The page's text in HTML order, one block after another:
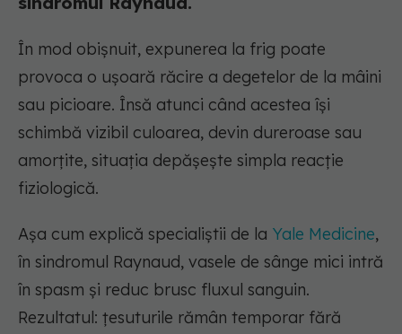
În mod obișnuit, expunerea la frig poate
provoca o ușoară răcire a degetelor de la mâini
sau picioare. Însă atunci când acestea își
schimbă vizibil culoarea, devin dureroase sau
amorțite, situația depășește simpla reacție
fiziologică.
Așa cum explică specialiștii de la Yale Medicine,
în sindromul Raynaud, vasele de sânge mici intră
în spasm și reduc brusc fluxul sanguin.
Rezultatul: țesuturile rămân temporar fără